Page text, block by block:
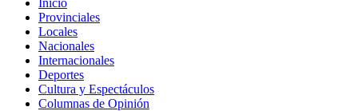
Inicio
Provinciales
Locales
Nacionales
Internacionales
Deportes
Cultura y Espectáculos
Columnas de Opinión